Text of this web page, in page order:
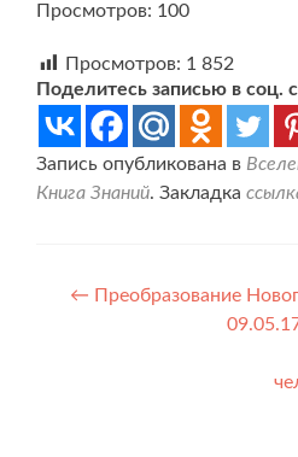
Просмотров: 100
Просмотров: 1 852
Поделитесь записью в соц.
Запись опубликована в
Книга Знаний. Закладка
Навигация
← Преобразование